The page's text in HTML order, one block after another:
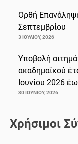
Ορθή
Σεπτεμβρίου
3 ΙΟΥΛΊΟΥ, 2026
Υποβολή
ακαδημαϊκού
Ιουνίου 2026
30 ΙΟΥΝΊΟΥ, 2026
Χρήσιμοι